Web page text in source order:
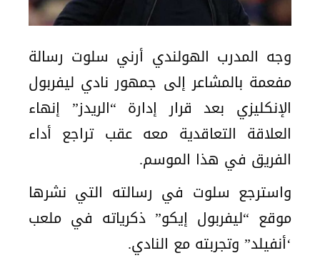
وجه المدرب الهولندي أرني سلوت رسالة
مفعمة بالمشاعر إلى جمهور نادي ليفربول
الإنكليزي بعد قرار إدارة “الريدز” إنهاء
العلاقة التعاقدية معه عقب تراجع أداء
الفريق في هذا الموسم.
واسترجع سلوت في رسالته التي نشرها
موقع “ليفربول إيكو” ذكرياته في ملعب
‘أنفيلد” وتجربته مع النادي.